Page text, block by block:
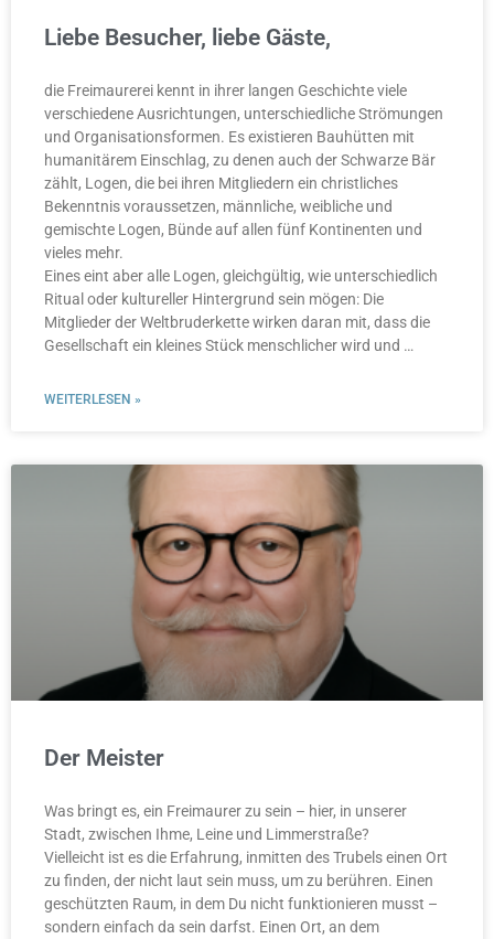
Liebe Besucher, liebe Gäste,
die Freimaurerei kennt in ihrer langen Geschichte viele
verschiedene Ausrichtungen, unterschiedliche Strömungen
und Orga­nisations­formen. Es existieren Bauhütten mit
humanitärem Einschlag, zu denen auch der Schwarze Bär
zählt, Logen, die bei ihren Mitgliedern ein christliches
Bekenntnis voraussetzen, männliche, weibliche und
gemischte Logen, Bünde auf allen fünf Kontinenten und
vieles mehr.
Eines eint aber alle Logen, gleichgültig, wie unterschiedlich
Ritual oder kultureller Hintergrund sein mögen: Die
Mitglieder der Weltbruderkette wirken daran mit, dass die
Gesellschaft ein kleines Stück menschlicher wird und …
WEITERLESEN »
Der Meister
Was bringt es, ein Freimaurer zu sein – hier, in unserer
Stadt, zwischen Ihme, Leine und Limmerstraße?
Vielleicht ist es die Erfahrung, inmitten des Trubels einen Ort
zu finden, der nicht laut sein muss, um zu berühren. Einen
geschützten Raum, in dem Du nicht funktionieren musst –
sondern einfach da sein darfst. Einen Ort, an dem